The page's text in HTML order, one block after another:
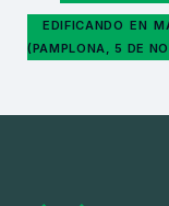
EDIFICANDO EN
(PAMPLONA, 5 DE